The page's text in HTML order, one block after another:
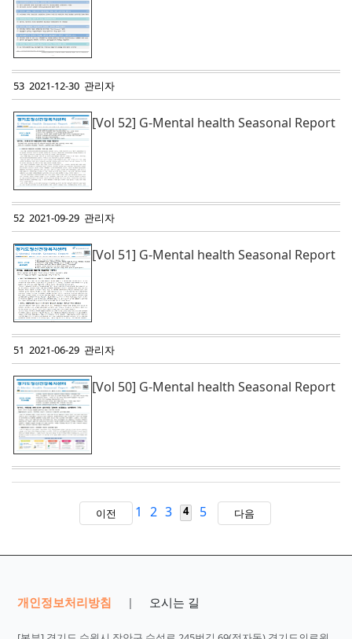
53 2021-12-30 관리자
[Vol 52] G-Mental health Seasonal Report
52 2021-09-29 관리자
[Vol 51] G-Mental health Seasonal Report
51 2021-06-29 관리자
[Vol 50] G-Mental health Seasonal Report
이전 1 2 3 4 5 다음
개인정보처리방침 | 오시는 길